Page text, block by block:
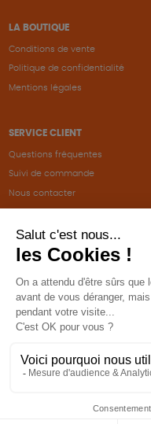
LA BOUTIQUE
Conditions de vente
Politique de confidentialité
Mentions légales
SERVICE CLIENT
Questions fréquentes
Suivi de commande
Nous contacter
SUIVEZ-NOUS
Une boutique élaborée avec